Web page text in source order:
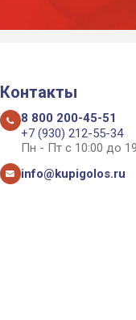
Контакты
8 800 200-45-51
+7 (930) 212-55-34
Пн - Пт с 10:00 до
info@kupigolos.ru